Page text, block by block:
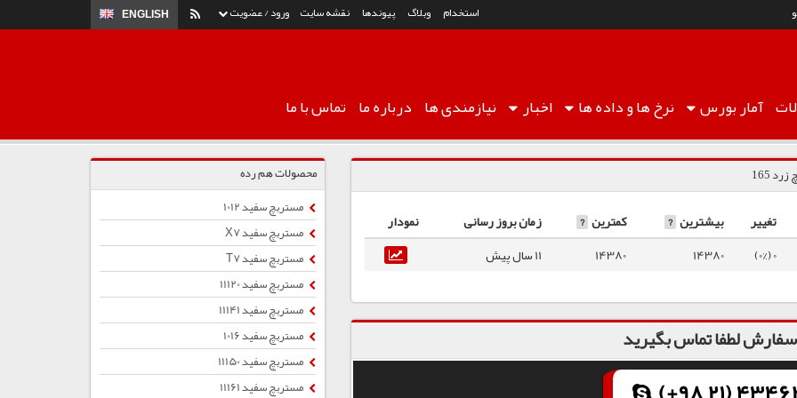
ورود / عضویت ENGLISH استخدام وبلاگ پیوندها نقشه سایت
آماربورس نرخ هاو داده ها اخبار نیازمندی ها درباره ما تماس با ما
165
تغییر بیشترین ? کمترین ? زمان بروز رسانی
نمودار
0 (0%)
14380
14380 11 سال پیش
لطفا تماس بگیرید
محصولات هم رده
مستربچ سفید 1012
مستربچ سفید X7
مستربچ سفید T7
مستربچ سفید 11120
مستربچ سفید 11141
مستربچ سفید 1016
مستربچ سفید 11150
مستربچ سفید 11161